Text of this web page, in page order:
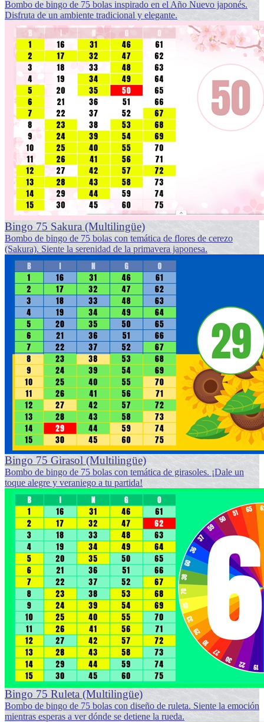
Bombo de bingo de 75 bolas inspirado en el Año Nuevo japonés.
Disfruta de un ambiente tradicional y elegante.
Bingo 75 Sakura (Multilingüe)
Bombo de bingo de 75 bolas con temática de flores de cerezo
(Sakura). Siente la serenidad de la primavera japonesa.
Bingo 75 Girasol (Multilingüe)
Bombo de bingo de 75 bolas con temática de girasoles. ¡Dale un
toque alegre y veraniego a tu partida!
Bingo 75 Ruleta (Multilingüe)
Bombo de bingo de 75 bolas con diseño de ruleta. Siente la emoción
mientras esperas a ver dónde se detiene la rueda.